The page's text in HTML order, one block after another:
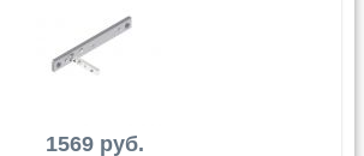
1569 руб.